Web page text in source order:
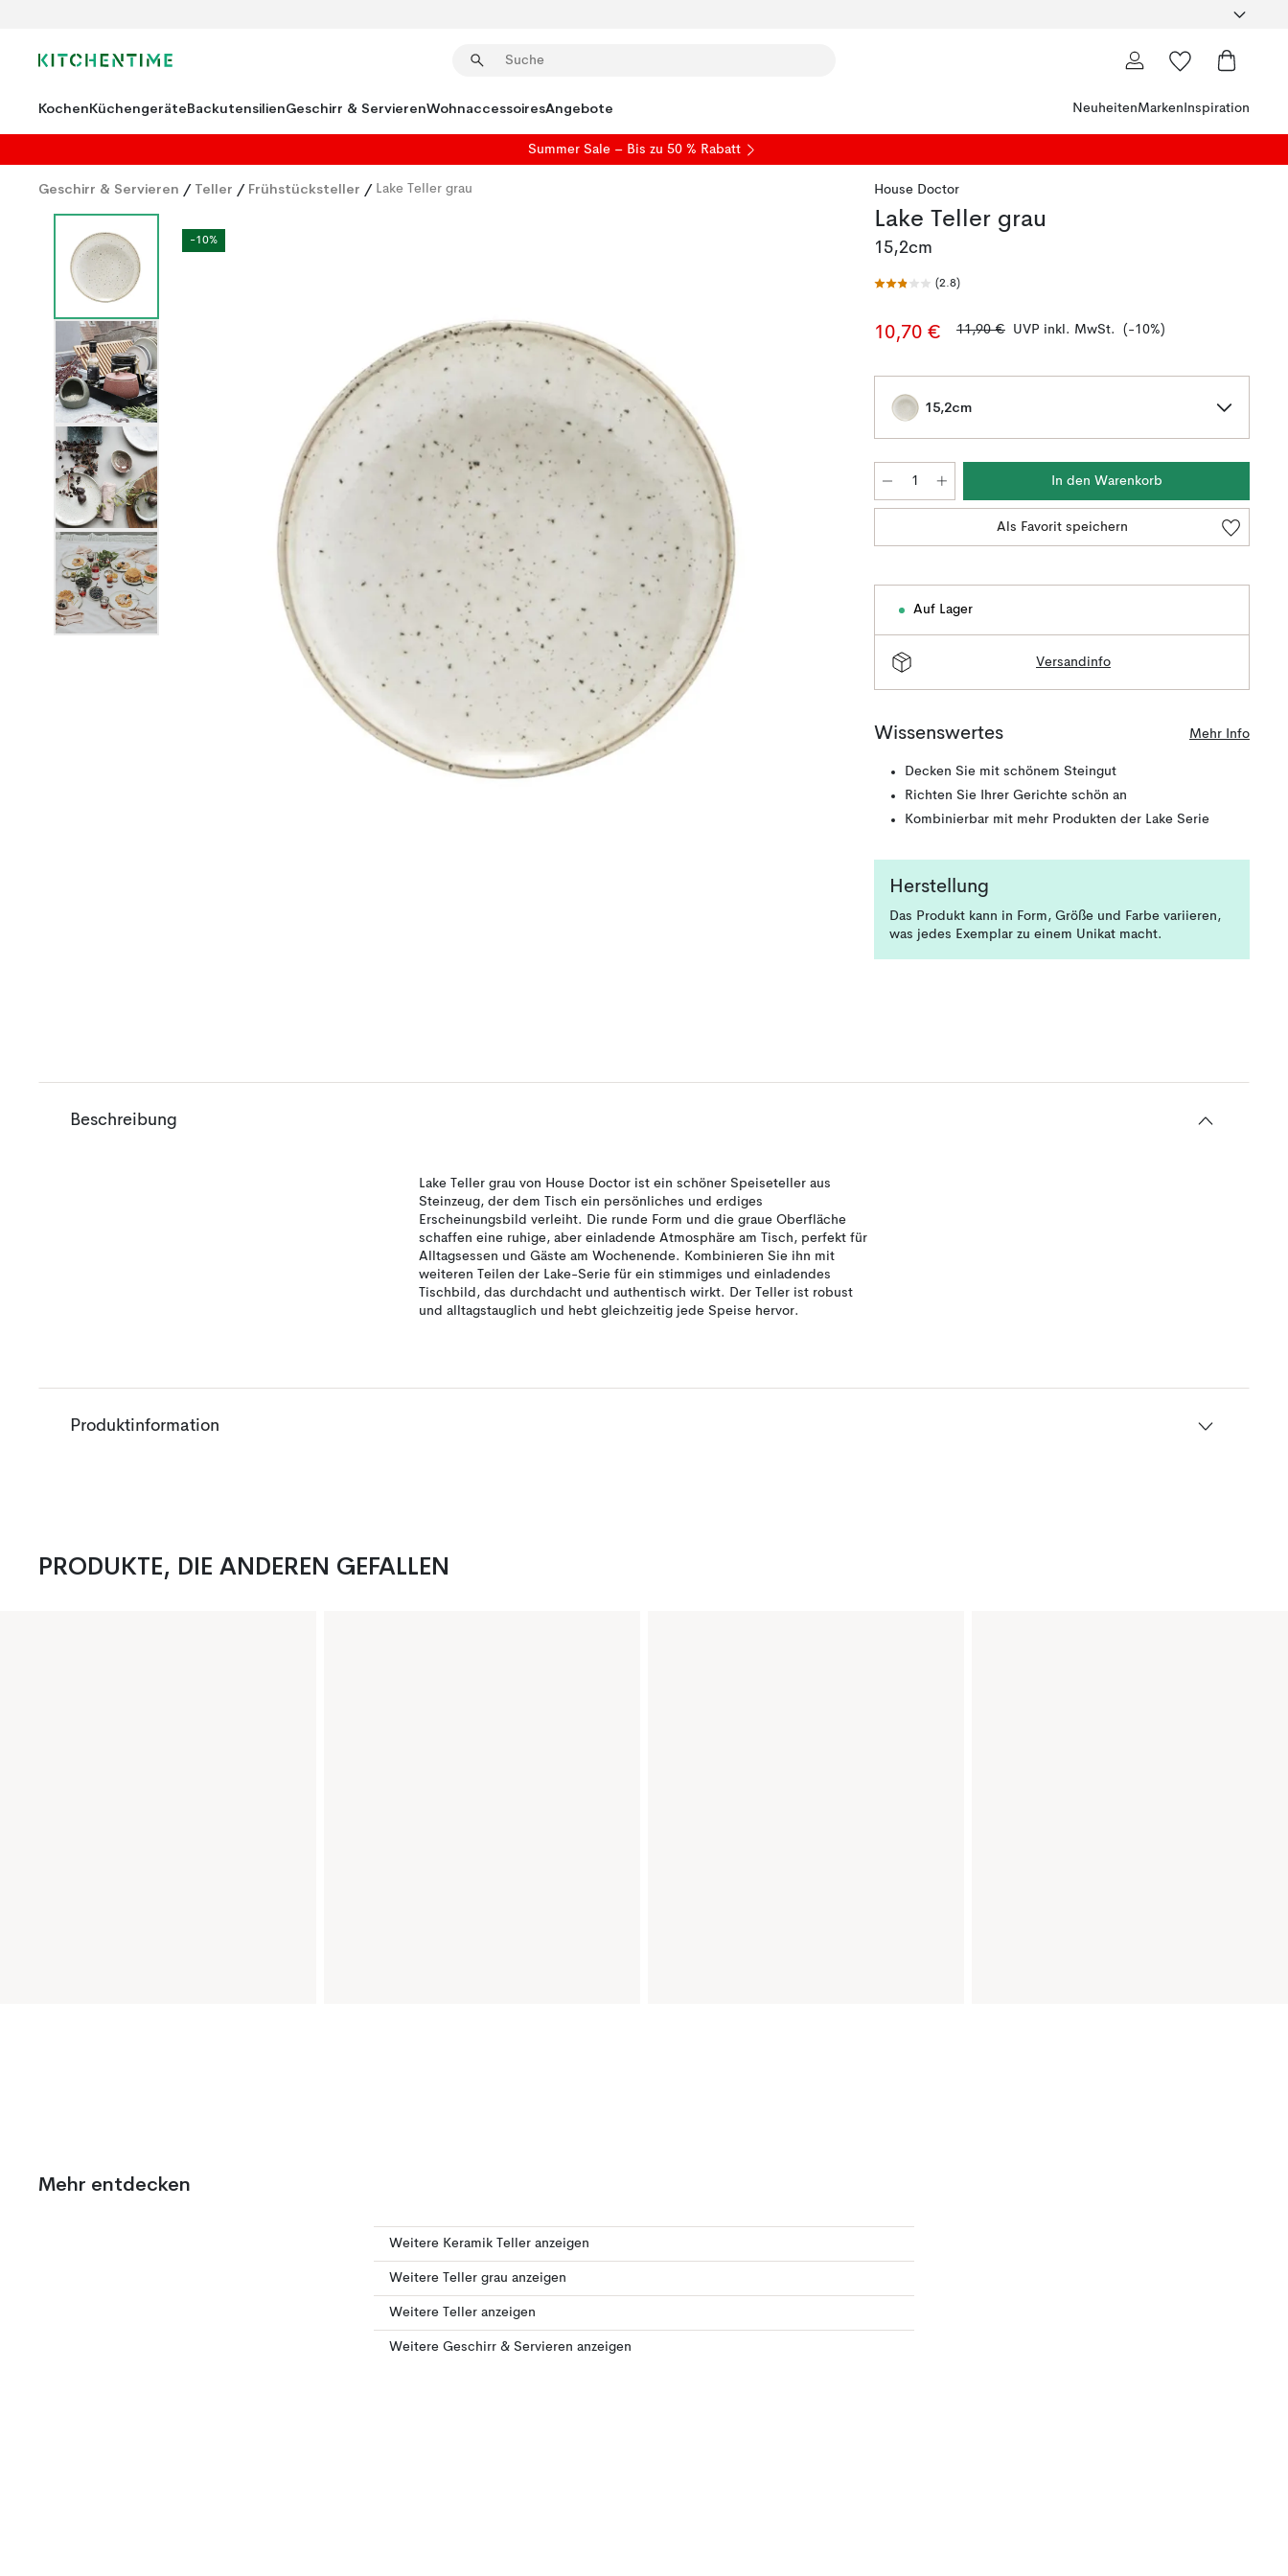
KochenKüchengeräteBackutensilienGeschirr & ServierenWohnaccessoiresAngebote NeuheitenMarken Inspiration
Summer Sale – Bis zu 50 % Rabatt
Geschirr & Servieren / Teller / Frühstücksteller / Lake Teller grau
-10%
House Doctor
Lake Teller grau
15,2cm
(2.8)
10,70 € 11,90 € UVP inkl. MwSt. (-10%)
15,2cm
In den Warenkorb
Als Favorit speichern
Auf Lager
Versandinfo
Wissenswertes Mehr Info
Decken Sie mit schönem Steingut
Richten Sie Ihrer Gerichte schön an
Kombinierbar mit mehr Produkten der Lake Serie
Herstellung
Das Produkt kann in Form, Größe und Farbe variieren,
was jedes Exemplar zu einem Unikat macht.
Beschreibung
Lake Teller grau von House Doctor ist ein schöner Speiseteller aus
Steinzeug, der dem Tisch ein persönliches und erdiges
Erscheinungsbild verleiht. Die runde Form und die graue Oberfläche
schaffen eine ruhige, aber einladende Atmosphäre am Tisch, perfekt für
Alltagsessen und Gäste am Wochenende. Kombinieren Sie ihn mit
weiteren Teilen der Lake-Serie für ein stimmiges und einladendes
Tischbild, das durchdacht und authentisch wirkt. Der Teller ist robust
und alltagstauglich und hebt gleichzeitig jede Speise hervor.
Produktinformation
PRODUKTE, DIE ANDEREN GEFALLEN
Mehr entdecken
Weitere Keramik Teller anzeigen
Weitere Teller grau anzeigen
Weitere Teller anzeigen
Weitere Geschirr & Servieren anzeigen